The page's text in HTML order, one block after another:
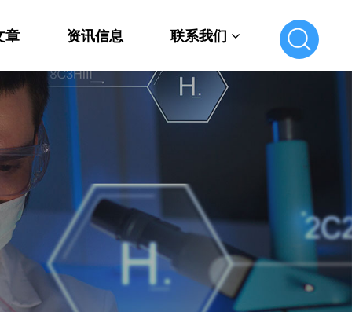
章 资讯信息 联系我们
联系我们